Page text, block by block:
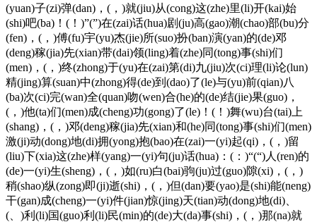
(yuan)子(zi)弹(dan)，(，)就(jiu)从(cong)这(zhe)里(li)开(kai)始
(shi)吧(ba)！(！)”(”)在(zai)话(hua)剧(ju)高(gao)潮(chao)部(bu)分
(fen)，(，)傅(fu)宇(yu)杰(jie)所(suo)扮(ban)演(yan)的(de)邓
(deng)稼(jia)先(xian)带(dai)领(ling)着(zhe)同(tong)事(shi)们
(men)，(，)终(zhong)于(yu)在(zai)第(di)九(jiu)次(ci)理(li)论(lun)
精(jing)算(suan)中(zhong)得(de)到(dao)了(le)与(yu)前(qian)八
(ba)次(ci)完(wan)全(quan)吻(wen)合(he)的(de)结(jie)果(guo)，
(，)他(ta)们(men)成(cheng)功(gong)了(le)！(！)舞(wu)台(tai)上
(shang)，(，)邓(deng)稼(jia)先(xian)和(he)同(tong)事(shi)们(men)
激(ji)动(dong)地(di)拥(yong)抱(bao)在(zai)一(yi)起(qi)，(，)留
(liu)下(xia)这(zhe)样(yang)一(yi)句(ju)话(hua)：(：)“(“)人(ren)的
(de)一(yi)生(sheng)，(，)如(ru)白(bai)驹(ju)过(guo)隙(xi)，(，)
稍(shao)纵(zong)即(ji)逝(shi)，(，)但(dan)要(yao)是(shi)能(neng)
干(gan)成(cheng)一(yi)件(jian)惊(jing)天(tian)动(dong)地(di)、
(、)利(li)国(guo)利(li)民(min)的(de)大(da)事(shi)，(，)那(na)就